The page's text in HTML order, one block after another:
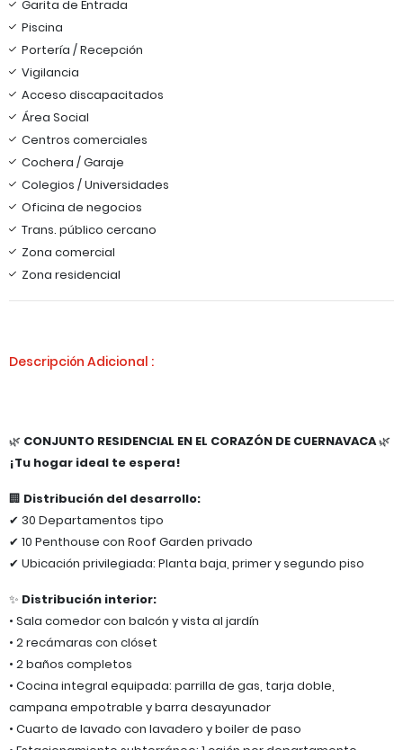
Garita de Entrada
Piscina
Portería / Recepción
Vigilancia
Acceso discapacitados
Área Social
Centros comerciales
Cochera / Garaje
Colegios / Universidades
Oficina de negocios
Trans. público cercano
Zona comercial
Zona residencial
Descripción Adicional :
🌿 CONJUNTO RESIDENCIAL EN EL CORAZÓN DE CUERNAVACA🌿
¡Tu hogar ideal te espera!
🏢 Distribución del desarrollo:
✔ 30 Departamentos tipo
✔ 10 Penthouse con Roof Garden privado
✔ Ubicación privilegiada: Planta baja, primer y segundo piso
✨ Distribución interior:
• Sala comedor con balcón y vista al jardín
• 2 recámaras con clóset
• 2 baños completos
• Cocina integral equipada: parrilla de gas, tarja doble,
campana empotrable y barra desayunador
• Cuarto de lavado con lavadero y boiler de paso